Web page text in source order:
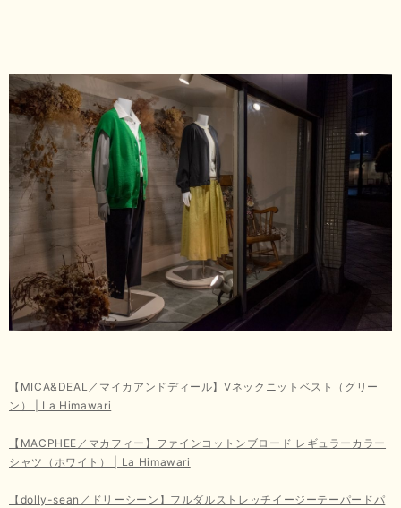
【MICA&DEAL／マイカアンドディール】Vネックニットベスト（グリー
ン） | La Himawari
【MACPHEE／マカフィー】ファインコットンブロード レギュラーカラー
シャツ（ホワイト） | La Himawari
【dolly-sean／ドリーシーン】フルダルストレッチイージーテーパードパ